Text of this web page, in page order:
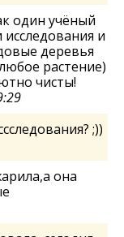
один учёный
и
деревья
растение)
чисты!
;))
она